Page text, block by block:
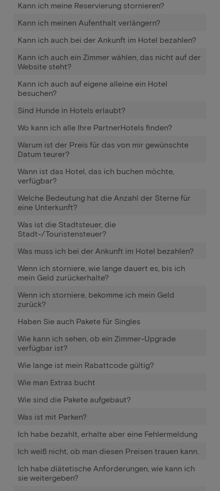
Kann ich meine Reservierung stornieren?
Kann ich meinen Aufenthalt verlängern?
Kann ich auch bei der Ankunft im Hotel bezahlen?
Kann ich auch ein Zimmer wählen, das nicht auf der
Website steht?
Kann ich auch auf eigene alleine ein Hotel
besuchen?
Sind Hunde in Hotels erlaubt?
Wo kann ich alle Ihre PartnerHotels finden?
Warum ist der Preis für das von mir gewünschte
Datum teurer?
Wann ist das Hotel, das ich buchen möchte,
verfügbar?
Welche Bedeutung hat die Anzahl der Sterne für
eine Unterkunft?
Was ist die Stadtsteuer, die
Stadt-/Touristensteuer?
Was muss ich bei der Ankunft im Hotel bezahlen?
Wenn ich storniere, wie lange dauert es, bis ich
mein Geld zurückerhalte?
Wenn ich storniere, bekomme ich mein Geld
zurück?
Haben Sie auch Pakete für Singles
Wie kann ich sehen, ob ein Zimmer-Upgrade
verfügbar ist?
Wie lange ist mein Rabattcode gültig?
Wie man Extras bucht
Wie sind die Pakete aufgebaut?
Was ist mit Parken?
Ich habe bezahlt, erhalte aber eine Fehlermeldung
Ich weiß nicht, ob man diesen Preisen trauen kann.
Ich habe diätetische Anforderungen, wie kann ich
sie weitergeben?